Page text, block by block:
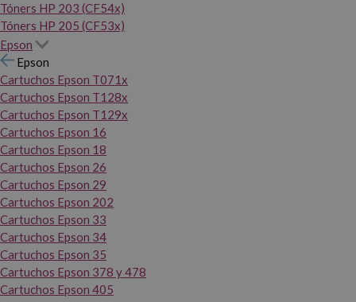
Tóners HP 203 (CF54x)
Tóners HP 205 (CF53x)
Epson
Epson
Cartuchos Epson T071x
Cartuchos Epson T128x
Cartuchos Epson T129x
Cartuchos Epson 16
Cartuchos Epson 18
Cartuchos Epson 26
Cartuchos Epson 29
Cartuchos Epson 202
Cartuchos Epson 33
Cartuchos Epson 34
Cartuchos Epson 35
Cartuchos Epson 378 y 478
Cartuchos Epson 405